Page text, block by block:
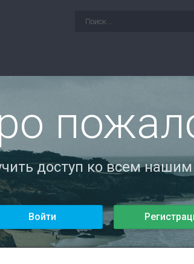
доступ ко всем
Войти